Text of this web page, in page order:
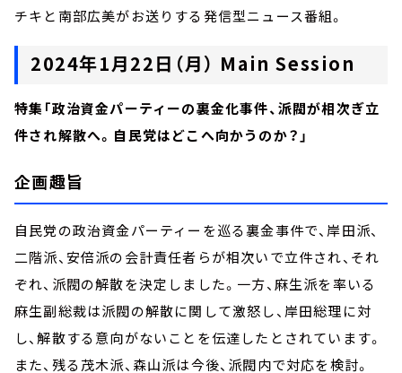
チキと南部広美がお送りする発信型ニュース番組。
2024年1月22日（月） Main Session
特集「政治資金パーティーの裏金化事件、派閥が相次ぎ立
件され解散へ。自民党はどこへ向かうのか？」
企画趣旨
自民党の政治資金パーティーを巡る裏金事件で、岸田派、
二階派、安倍派の会計責任者らが相次いで立件され、それ
ぞれ、派閥の解散を決定しました。一方、麻生派を率いる
麻生副総裁は派閥の解散に関して激怒し、岸田総理に対
し、解散する意向がないことを伝達したとされています。
また、残る茂木派、森山派は今後、派閥内で対応を検討。